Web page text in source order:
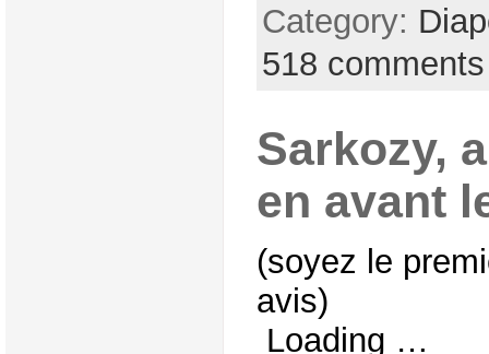
Category:
518 comments
Sarkozy,
en avant
(soyez le
avis)
Loading …